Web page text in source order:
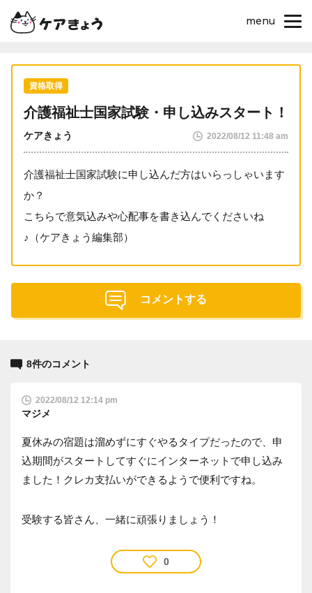
menu
資格取得
介護福祉士国家試験・申し込みスタート！
ケアきょう 2022/08/12 11:48 am
介護福祉士国家試験に申し込んだ方はいらっしゃいます
か？
こちらで意気込みや心配事を書き込んでくださいね
♪（ケアきょう編集部）
コメントする
8件のコメント
2022/08/12 12:14 pm
マジメ
夏休みの宿題は溜めずにすぐやるタイプだったので、申
込期間がスタートしてすぐにインターネットで申し込み
ました！クレカ支払いができるようで便利ですね。
受験する皆さん、一緒に頑張りましょう！
0